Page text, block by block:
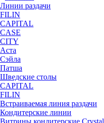
Линии раздачи
FILIN
CAPITAL
CASE
CITY
Аста
Сэйла
Патша
Шведские столы
CAPITAL
FILIN
Встраиваемая линия раздачи
Кондитерские линии
Витрины кондитерские Crystal